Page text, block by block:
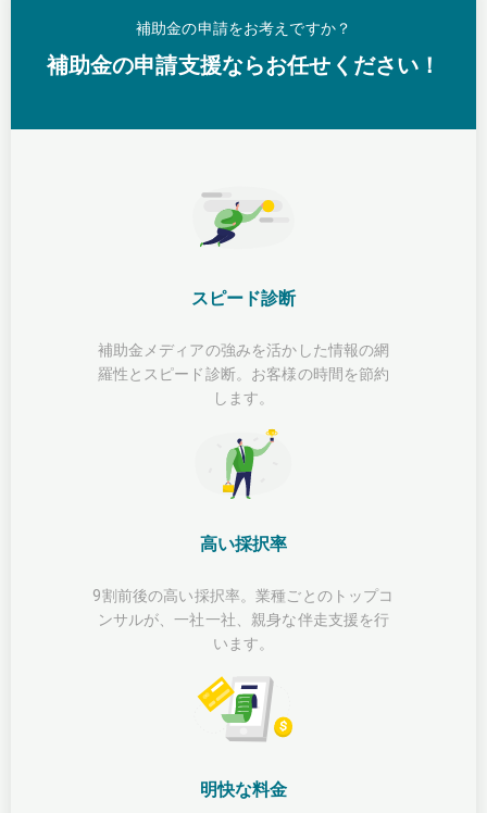
補助金の申請をお考えですか？
補助金の申請支援ならお任せください！
スピード診断
補助金メディアの強みを活かした情報の網
羅性とスピード診断。お客様の時間を節約
します。
高い採択率
9割前後の高い採択率。業種ごとのトップコ
ンサルが、一社一社、親身な伴走支援を行
います。
明快な料金